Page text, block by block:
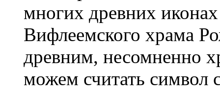
многих древних
Вифлеемского храма
древним, несомненно
можем считать символ